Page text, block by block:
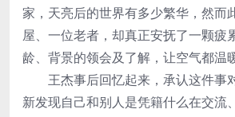
家，天亮后的世界有多少繁华，然而
屋、一位老者，却真正安抚了一颗疲
龄、背景的领会及了解，让空气都温
王杰事后回忆起来，承认这件事
新发现自己和别人是凭籍什么在交流